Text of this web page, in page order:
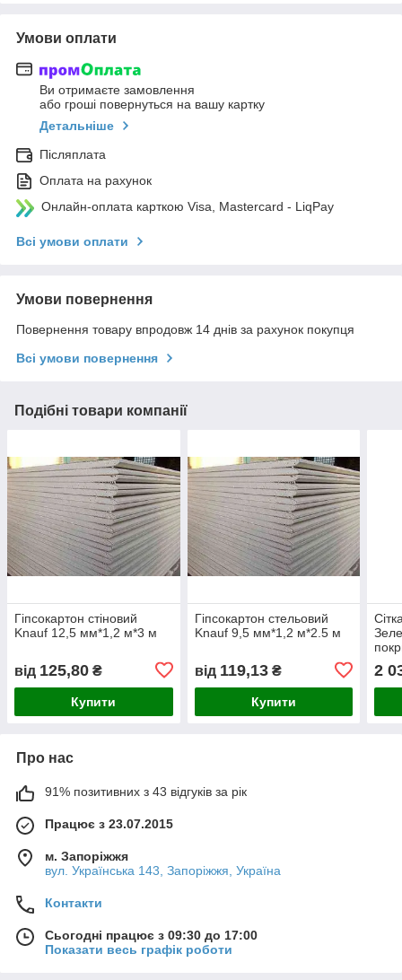
Умови оплати
Ви отримаєте замовлення
або гроші повернуться на вашу картку
Детальніше
Післяплата
Оплата на рахунок
Онлайн-оплата карткою Visa, Mastercard - LiqPay
Всі умови оплати
Умови повернення
Повернення товару впродовж 14 днів за рахунок покупця
Всі умови повернення
Подібні товари компанії
Гіпсокартон стіновий
Knauf 12,5 мм*1,2 м*3 м
від 125,80 ₴
Купити
Гіпсокартон стельовий
Knauf 9,5 мм*1,2 м*2.5 м
від 119,13₴
Купити
2
Про нас
91% позитивних з 43 відгуків за рік
Працює з 23.07.2015
м. Запоріжжя
вул. Українська 143, Запоріжжя, Україна
Контакти
Сьогодні працює з 09:30 до 17:00
Показати весь графік роботи